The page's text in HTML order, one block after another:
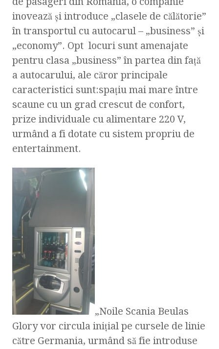
inovează și introduce „clasele de călătorie”
în transportul cu autocarul – „business” și
„economy”. Opt locuri sunt amenajate
pentru clasa „business” în partea din față
a autocarului, ale căror principale
caracteristici sunt:spațiu mai mare între
scaune cu un grad crescut de confort,
prize individuale cu alimentare 220 V,
urmând a fi dotate cu sistem propriu de
entertainment.
„Noile Scania Beulas
Glory vor circula inițial pe cursele de linie
către Germania, urmând să fie introduse